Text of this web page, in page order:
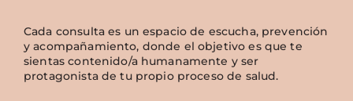
Cada consulta es un espacio de escucha, prevención
y acompañamiento, donde el objetivo es que te
sientas contenido/a humanamente y ser
protagonista de tu propio proceso de salud.